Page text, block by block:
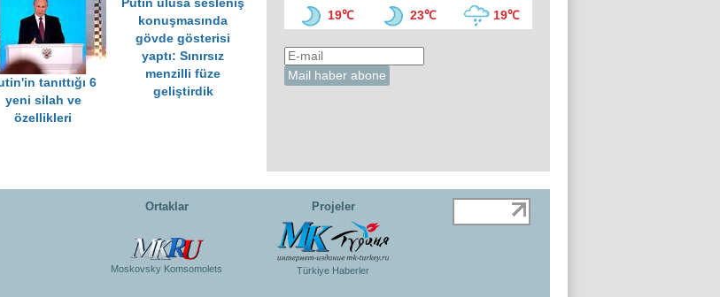
tanıttığı 6
yeni silah ve
özellikleri
Putin ulusa sesleniş
konuşmasında
gövde gösterisi
yaptı: Sınırsız
menzilli füze
geliştirdik
19℃
23℃ 19℃
Ortaklar
Moskovsky Komsomolets
Projeler
Türkiye Haberler